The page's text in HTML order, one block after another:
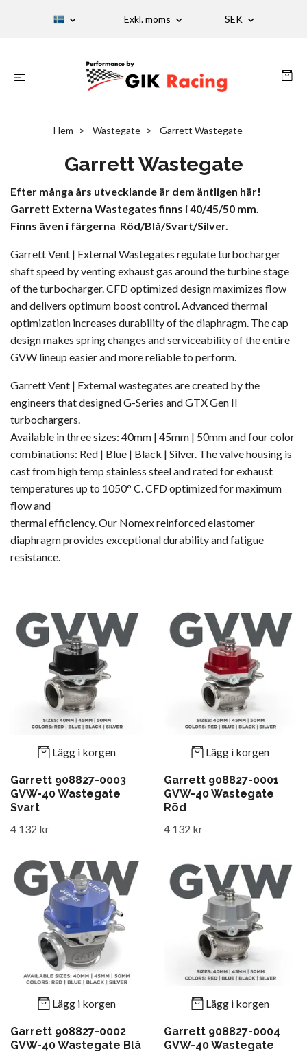
Exkl. moms SEK
Hem Wastegate Garrett Wastegate
Garrett Wastegate
Efter många års utvecklande är dem äntligen här!
Garrett Externa Wastegates finns i 40/45/50 mm.
Finns även i färgerna Röd/Blå/Svart/Silver.
Garrett Vent | External Wastegates regulate turbocharger
shaft speed by venting exhaust gas around the turbine stage
of the turbocharger. CFD optimized design maximizes flow
and delivers optimum boost control. Advanced thermal
optimization increases durability of the diaphragm. The cap
design makes spring changes and serviceability of the entire
GVW lineup easier and more reliable to perform.
Garrett Vent | External wastegates are created by the
engineers that designed G-Series and GTX Gen II
turbochargers.
Available in three sizes: 40mm | 45mm | 50mm and four color
combinations: Red | Blue | Black | Silver. The valve housing is
cast from high temp stainless steel and rated for exhaust
temperatures up to 1050° C. CFD optimized for maximum
flow and
thermal efficiency. Our Nomex reinforced elastomer
diaphragm provides exceptional durability and fatigue
resistance.
Lägg i korgen
Garrett 908827-0003
GVW-40 Wastegate
Svart
4 132 kr
Lägg i korgen
Garrett 908827-0001
GVW-40 Wastegate
Röd
4 132 kr
Lägg i korgen
Garrett 908827-0002
GVW-40 Wastegate Blå
Lägg i korgen
Garrett 908827-0004
GVW-40 Wastegate